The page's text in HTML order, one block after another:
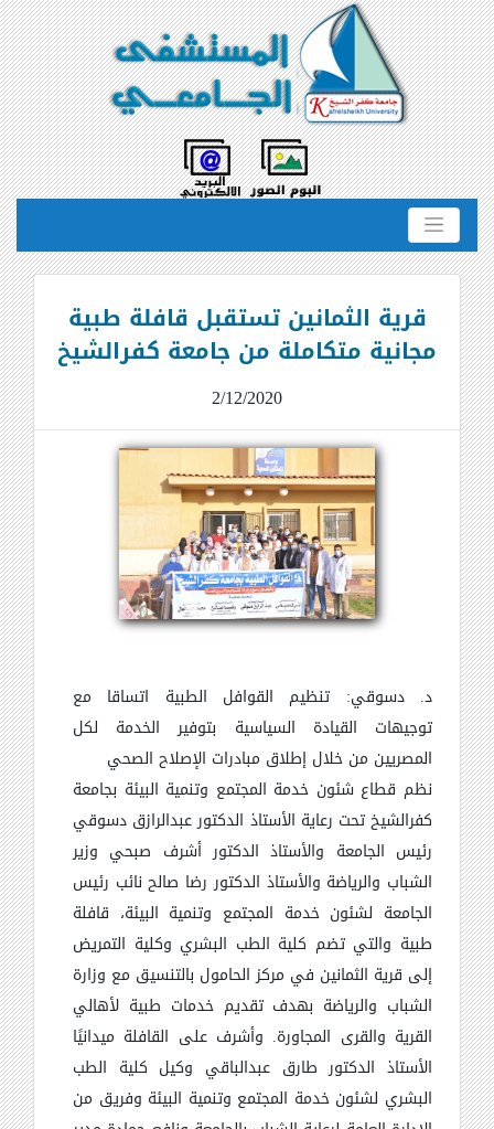
قرية الثمانين تستقبل قافلة طبية
مجانية متكاملة من جامعة كفرالشيخ
2/12/2020
د. دسوقي: تنظيم القوافل الطبية اتساقا مع
توجيهات القيادة السياسية بتوفير الخدمة لكل
المصريين من خلال إطلاق مبادرات الإصلاح الصحي
نظم قطاع شئون خدمة المجتمع وتنمية البيئة بجامعة
كفرالشيخ تحت رعاية الأستاذ الدكتور عبدالرازق دسوقي
رئيس الجامعة والأستاذ الدكتور أشرف صبحي وزير
الشباب والرياضة والأستاذ الدكتور رضا صالح نائب رئيس
الجامعة لشئون خدمة المجتمع وتنمية البيئة، قافلة
طبية والتي تضم كلية الطب البشري وكلية التمريض
إلى قرية الثمانين في مركز الحامول بالتنسيق مع وزارة
الشباب والرياضة بهدف تقديم خدمات طبية لأهالي
القرية والقرى المجاورة. وأشرف على القافلة ميدانيًا
الأستاذ الدكتور طارق عبدالباقي وكيل كلية الطب
البشري لشئون خدمة المجتمع وتنمية البيئة وفريق من